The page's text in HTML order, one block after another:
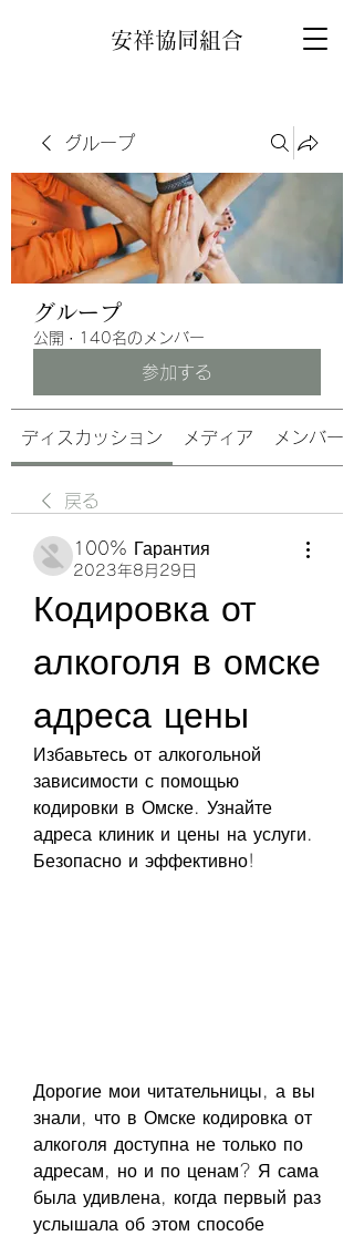
安祥協同組合
グループ
グループ
公開 · 140名のメンバー
参加する
ディスカッション メディア メンバー
戻る
100% Гарантия
2023年8月29日
Кодировка от
алкоголя в омске
адреса цены
Избавьтесь от алкогольной
зависимости с помощью
кодировки в Омске. Узнайте
адреса клиник и цены на услуги.
Безопасно и эффективно!
Дорогие мои читательницы, а вы
знали, что в Омске кодировка от
алкоголя доступна не только по
адресам, но и по ценам? Я сама
была удивлена, когда первый раз
услышала об этом способе